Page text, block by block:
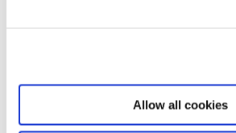
Allow all cookies
Prins Jørgens Gård 11